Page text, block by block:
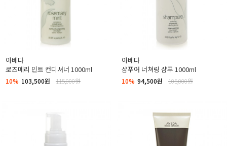
아베다
로즈메리 민트 컨디셔너 1000ml
10% 103,500원 115,000원
아베다
샴푸어 너쳐링 샴푸 1000ml
10% 94,500원 105,000원